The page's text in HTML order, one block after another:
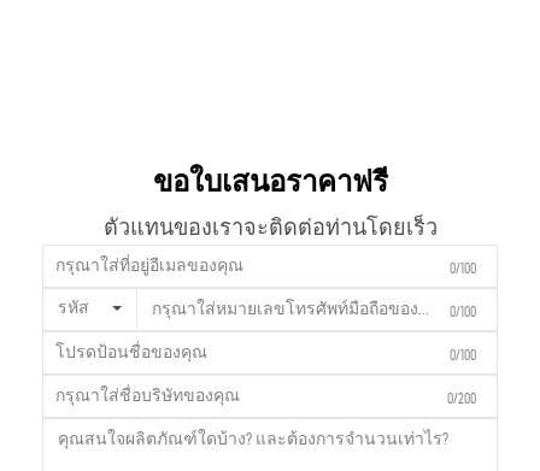
ขอใบเสนอราคาฟรี
ตัวแทนของเราจะติดต่อท่านโดยเร็ว
0/100
รหัส 0/100
0/100
0/200